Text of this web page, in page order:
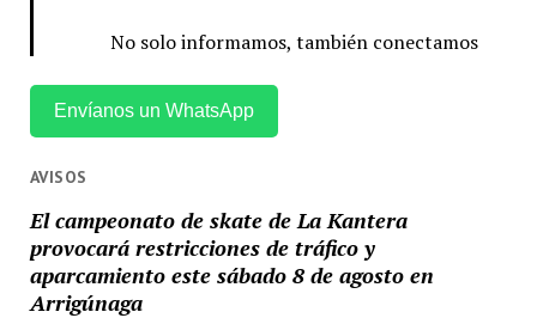
No solo informamos, también conectamos
Envíanos un WhatsApp
AVISOS
El campeonato de skate de La Kantera
provocará restricciones de tráfico y
aparcamiento este sábado 8 de agosto en
Arrigúnaga